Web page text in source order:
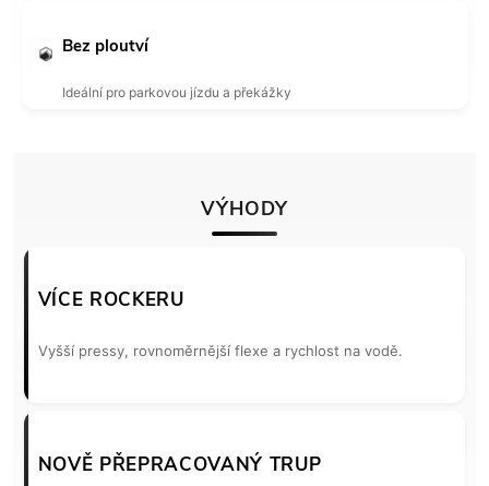
Bez ploutví
Ideální pro parkovou jízdu a překážky
VÝHODY
VÍCE ROCKERU
Vyšší pressy, rovnoměrnější flexe a rychlost na vodě.
NOVĚ PŘEPRACOVANÝ TRUP